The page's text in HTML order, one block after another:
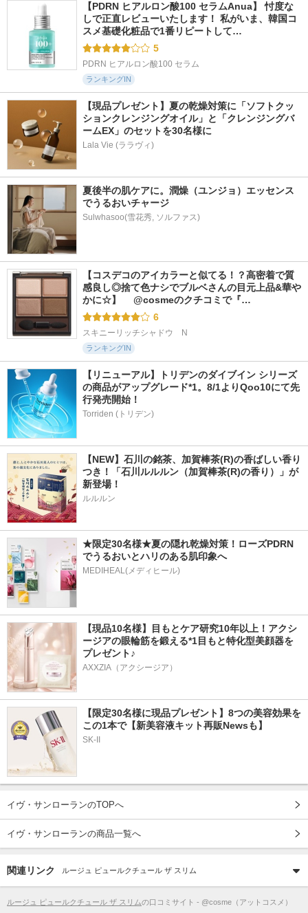
【PDRN ヒアルロン酸100 セラムAnua】 忖度な
しで正直レビューいたします！ 私がいま、韓国コ
スメ基礎化粧品で1番リピートして…
5
PDRN ヒアルロン酸100 セラム
ランキングIN
【現品プレゼント】夏の乾燥対策に「ソフトクッ
ションクレンジングオイル」と「クレンジングバ
ームEX」のセットを30名様に
Lala Vie (ララヴィ)
夏後半の肌ケアに。潤燥（ユンジョ）エッセンス
でうるおいチャージ
Sulwhasoo(雪花秀, ソルファス)
【コスデコのアイカラーと似てる！？高密着で質
感良し◎捨て色ナシでブルベさんの目元上品&華や
かに☆】 　@cosmeのクチコミで『…
6
スキニーリッチシャドウ　N
ランキングIN
【リニューアル】トリデンのダイブイン シリーズ
の商品がアップグレード*1。8/1よりQoo10にて先
行発売開始！
Torriden (トリデン)
【NEW】石川の銘茶、加賀棒茶(R)の香ばしい香り
つき！「石川ルルルン（加賀棒茶(R)の香り）」が
新登場！
ルルルン
★限定30名様★夏の隠れ乾燥対策！ローズPDRN
でうるおいとハリのある肌印象へ
MEDIHEAL(メディヒール)
【現品10名様】目もとケア研究10年以上！アクシ
ージアの眼輪筋を鍛える*1目もと特化型美顔器を
プレゼント♪
AXXZIA（アクシージア）
【限定30名様に現品プレゼント】8つの美容効果を
この1本で【新美容液キット再販Newsも】
SK-II
イヴ・サンローランのTOPへ
イヴ・サンローランの商品一覧へ
関連リンク ルージュ ピュールクチュール ザ スリム
ルージュ ピュールクチュール ザ スリムの口コミサイト - @cosme（アットコスメ）